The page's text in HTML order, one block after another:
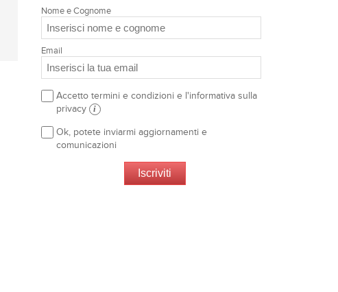
Nome e Cognome
Email
Accetto termini e condizioni e l'informativa sulla
privacy i
Ok, potete inviarmi aggiornamenti e
comunicazioni